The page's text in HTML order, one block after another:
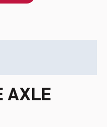
AXLE